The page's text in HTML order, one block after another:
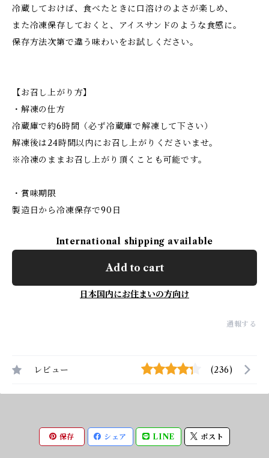
冷蔵しておけば、食べたときに口溶けのよさが楽しめ、
また冷凍保存しておくと、アイスサンドのような食感に。
保存方法次第で違う味わいをお試しください。
【お召し上がり方】
・解凍の仕方
冷蔵庫で約6時間（必ず冷蔵庫で解凍して下さい）
解凍後は24時間以内にお召し上がりくださいませ。
※冷凍のままお召し上がり頂くことも可能です。
・賞味期限
製造日から冷凍保存で90日
International shipping available
Add to cart
日本国内にお住まいの方向け
通報する
レビュー (236)
保存 シェア LINE ポスト